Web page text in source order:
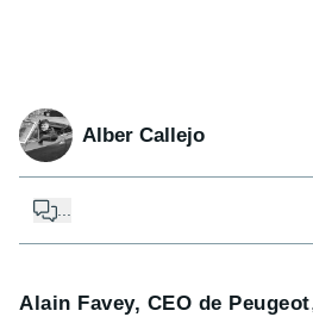
Alber Callejo
...
Alain Favey, CEO de Peugeot